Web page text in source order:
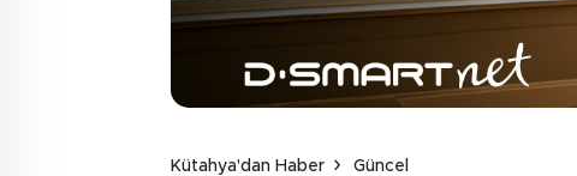
Kütahya'dan Haber Güncel